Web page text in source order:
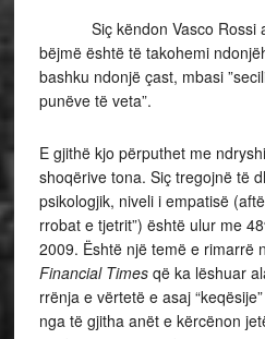
Siç këndon Vasco Rossi
bëjmë është të takohemi
bashku ndonjë çast, mbasi
punëve të veta”.
E gjithë kjo përputhet me
shoqërive tona. Siç tregojnë të
psikologjik, niveli i empatisë
rrobat e tjetrit”) është ulur me
2009. Është një temë e rimarrë
Financial Times që ka lëshuar
rrënja e vërtetë e asaj
nga të gjitha anët e kërcënon